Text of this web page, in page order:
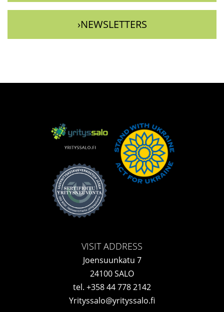
›NEWSLETTERS
VISIT ADDRESS
Joensuunkatu 7
24100 SALO
tel. +358 44 778 2142
Yrityssalo@yrityssalo.fi